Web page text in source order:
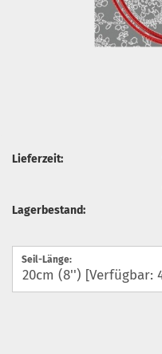
Lieferzeit:
Lagerbestand:
Seil-Länge: